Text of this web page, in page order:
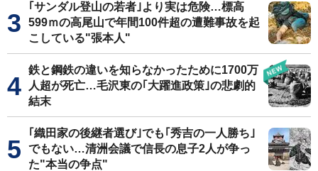
｢サンダル登山の若者｣より実は危険…標高
599ｍの高尾山で年間100件超の遭難事故を起
こしている"張本人"
鉄と鋼鉄の違いを知らなかったために1700万
人超が死亡…毛沢東の｢大躍進政策｣の悲劇的
結末
｢織田家の後継者選び｣でも｢秀吉の一人勝ち｣
でもない…清洲会議で信長の息子2人が争っ
た"本当の争点"